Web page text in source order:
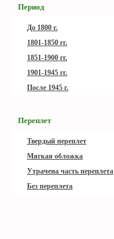
Период
До 1800 г.
1801-1850 гг.
1851-1900 гг.
1901-1945 гг.
После 1945 г.
Переплет
Твердый переплет
Мягкая обложка
Утрачена часть переплета
Без переплета